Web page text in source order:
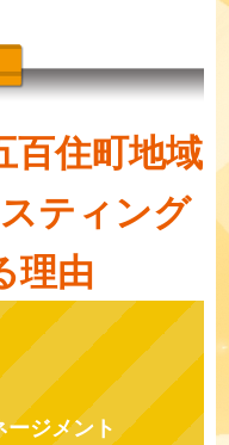
百住町地域
ティング
理由
ジメント